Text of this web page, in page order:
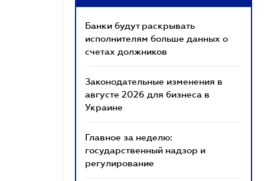
Банки будут раскрывать
исполнителям больше данных о
счетах должников
Законодательные изменения в
августе 2026 для бизнеса в
Украине
Главное за неделю:
государственный надзор и
регулирование